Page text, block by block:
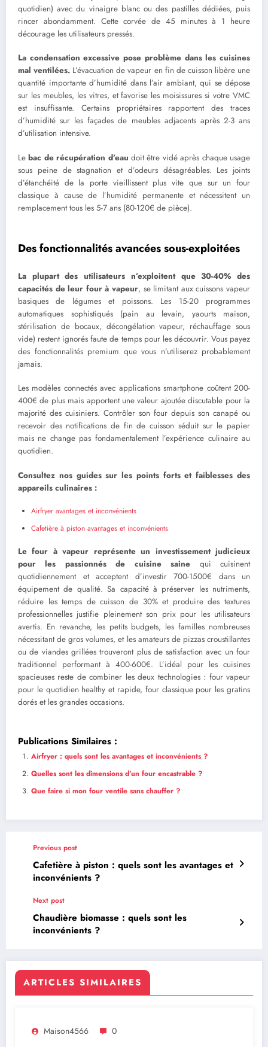
quotidien) avec du vinaigre blanc ou des pastilles dédiées, puis
rincer abondamment. Cette corvée de 45 minutes à 1 heure
décourage les utilisateurs pressés.
La condensation excessive pose problème dans les cuisines
mal ventilées. L’évacuation de vapeur en fin de cuisson libère une
quantité importante d’humidité dans l’air ambiant, qui se dépose
sur les meubles, les vitres, et favorise les moisissures si votre VMC
est insuffisante. Certains propriétaires rapportent des traces
d’humidité sur les façades de meubles adjacents après 2-3 ans
d’utilisation intensive.
Lebac de récupération d’eau doit être vidé après chaque usage
sous peine de stagnation et d’odeurs désagréables. Les joints
d’étanchéité de la porte vieillissent plus vite que sur un four
classique à cause de l’humidité permanente et nécessitent un
remplacement tous les 5-7 ans (80-120€ de pièce).
Des fonctionnalités avancées sous-exploitées
La plupart des utilisateurs n’exploitent que 30-40% des
capacités de leur four à vapeur, se limitant aux cuissons vapeur
basiques de légumes et poissons. Les 15-20 programmes
automatiques sophistiqués (pain au levain, yaourts maison,
stérilisation de bocaux, décongélation vapeur, réchauffage sous
vide) restent ignorés faute de temps pour les découvrir. Vous payez
des fonctionnalités premium que vous n’utiliserez probablement
jamais.
Les modèles connectés avec applications smartphone coûtent 200-
400€ de plus mais apportent une valeur ajoutée discutable pour la
majorité des cuisiniers. Contrôler son four depuis son canapé ou
recevoir des notifications de fin de cuisson séduit sur le papier
mais ne change pas fondamentalement l’expérience culinaire au
quotidien.
Consultez nos guides sur les points forts et faiblesses des
appareils culinaires :
Airfryer avantages et inconvénients
Cafetière à piston avantages et inconvénients
Le four à vapeur représente un investissement judicieux
pour les passionnés de cuisine saine qui cuisinent
quotidiennement et acceptent d’investir 700-1500€ dans un
équipement de qualité. Sa capacité à préserver les nutriments,
réduire les temps de cuisson de 30% et produire des textures
professionnelles justifie pleinement son prix pour les utilisateurs
avertis. En revanche, les petits budgets, les familles nombreuses
nécessitant de gros volumes, et les amateurs de pizzas croustillantes
ou de viandes grillées trouveront plus de satisfaction avec un four
traditionnel performant à 400-600€. L’idéal pour les cuisines
spacieuses reste de combiner les deux technologies : four vapeur
pour le quotidien healthy et rapide, four classique pour les gratins
dorés et les grandes occasions.
Publications Similaires :
Airfryer : quels sont les avantages et inconvénients ?
Quelles sont les dimensions d’un four encastrable ?
Que faire si mon four ventile sans chauffer ?
Previous post
Cafetière à piston : quels sont les avantages et
inconvénients ?
Next post
Chaudière biomasse : quels sont les
inconvénients ?
ARTICLES SIMILAIRES
Maison4566 0